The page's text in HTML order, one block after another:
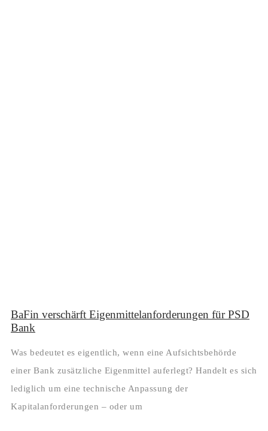
BaFin verschärft Eigenmittelanforderungen für PSD
Bank
Was bedeutet es eigentlich, wenn eine Aufsichtsbehörde
einer Bank zusätzliche Eigenmittel auferlegt? Handelt es sich
lediglich um eine technische Anpassung der
Kapitalanforderungen – oder um